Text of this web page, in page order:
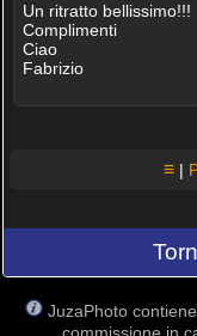
Un ritratto bellissimo!!!
Complimenti
Ciao
Fabrizio
≡ |
JuzaPhoto
commissione in